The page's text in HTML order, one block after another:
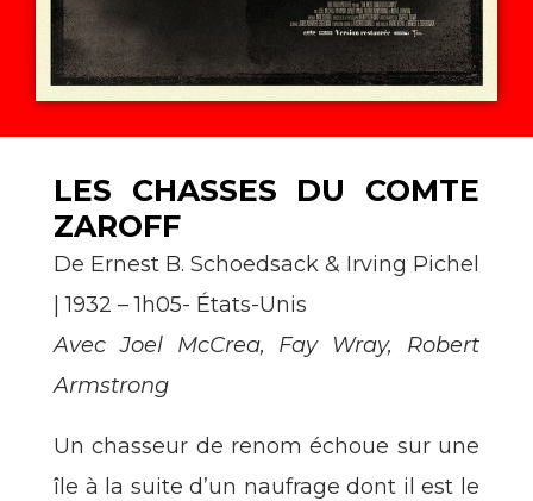
LES CHASSES DU COMTE
ZAROFF
De Ernest B. Schoedsack & Irving Pichel
|1932 – 1h05- États-Unis
Avec Joel McCrea, Fay Wray, Robert
Armstrong
Un chasseur de renom échoue sur une
île à la suite d’un naufrage dont il est le